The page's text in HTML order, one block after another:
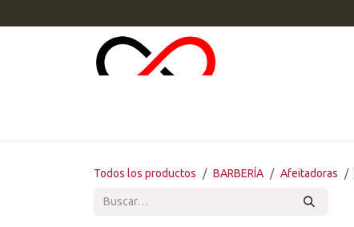
Todos los productos BARBERÍA Afeitadoras